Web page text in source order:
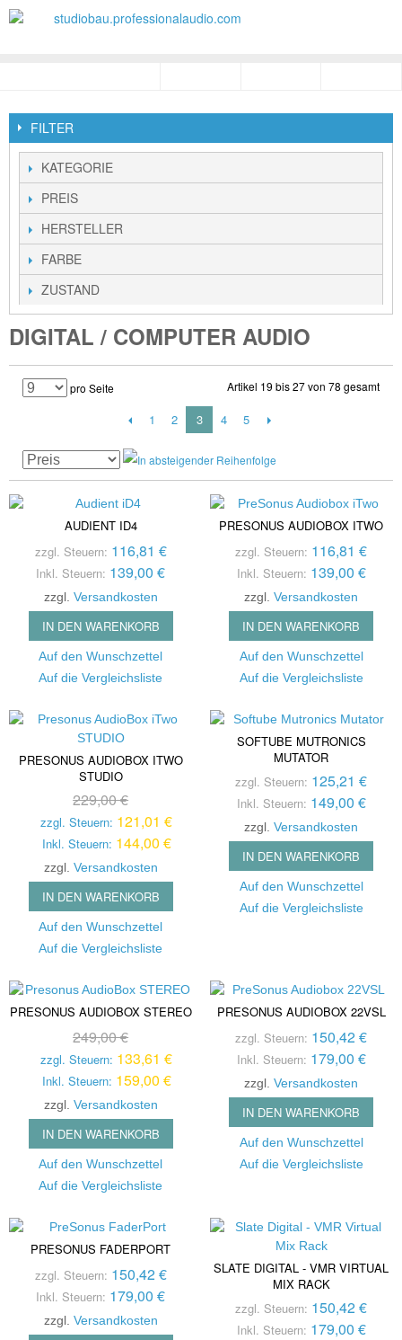
FILTER
KATEGORIE
PREIS
HERSTELLER
FARBE
ZUSTAND
DIGITAL / COMPUTER AUDIO
Artikel 19 bis 27 von 78 gesamt
pro Seite
1 2 3 4 5
AUDIENT ID4
zzgl. Steuern: 116,81 €
Inkl. Steuern: 139,00 €
zzgl. Versandkosten
IN DEN WARENKORB
Auf den Wunschzettel
Auf die Vergleichsliste
PRESONUS AUDIOBOX ITWO
zzgl. Steuern: 116,81 €
Inkl. Steuern: 139,00 €
zzgl.Versandkosten
IN DEN WARENKORB
Auf den Wunschzettel
Auf die Vergleichsliste
PRESONUS AUDIOBOX ITWO
STUDIO
229,00 €
zzgl. Steuern: 121,01 €
Inkl. Steuern: 144,00 €
zzgl. Versandkosten
IN DEN WARENKORB
Auf den Wunschzettel
Auf die Vergleichsliste
SOFTUBE MUTRONICS
MUTATOR
zzgl. Steuern: 125,21 €
Inkl. Steuern: 149,00 €
zzgl.Versandkosten
IN DEN WARENKORB
Auf den Wunschzettel
Auf die Vergleichsliste
PRESONUS AUDIOBOX STEREO
249,00 €
zzgl. Steuern: 133,61 €
Inkl. Steuern: 159,00 €
zzgl. Versandkosten
IN DEN WARENKORB
Auf den Wunschzettel
Auf die Vergleichsliste
PRESONUS AUDIOBOX 22VSL
zzgl. Steuern: 150,42 €
Inkl. Steuern: 179,00 €
zzgl.Versandkosten
IN DEN WARENKORB
Auf den Wunschzettel
Auf die Vergleichsliste
PRESONUS FADERPORT
zzgl. Steuern: 150,42 €
Inkl. Steuern: 179,00 €
zzgl. Versandkosten
SLATE DIGITAL - VMR VIRTUAL
MIX RACK
zzgl. Steuern: 150,42 €
Inkl. Steuern: 179,00 €